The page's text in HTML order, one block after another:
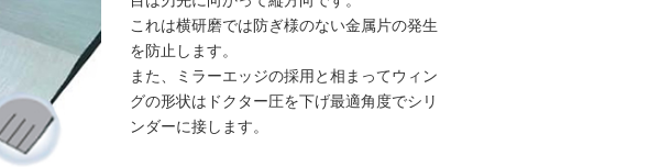
これは横研磨では防ぎ様のない金属片の発生
を防止します。
また、ミラーエッジの採用と相まってウィン
グの形状はドクター圧を下げ最適角度でシリ
ンダーに接します。